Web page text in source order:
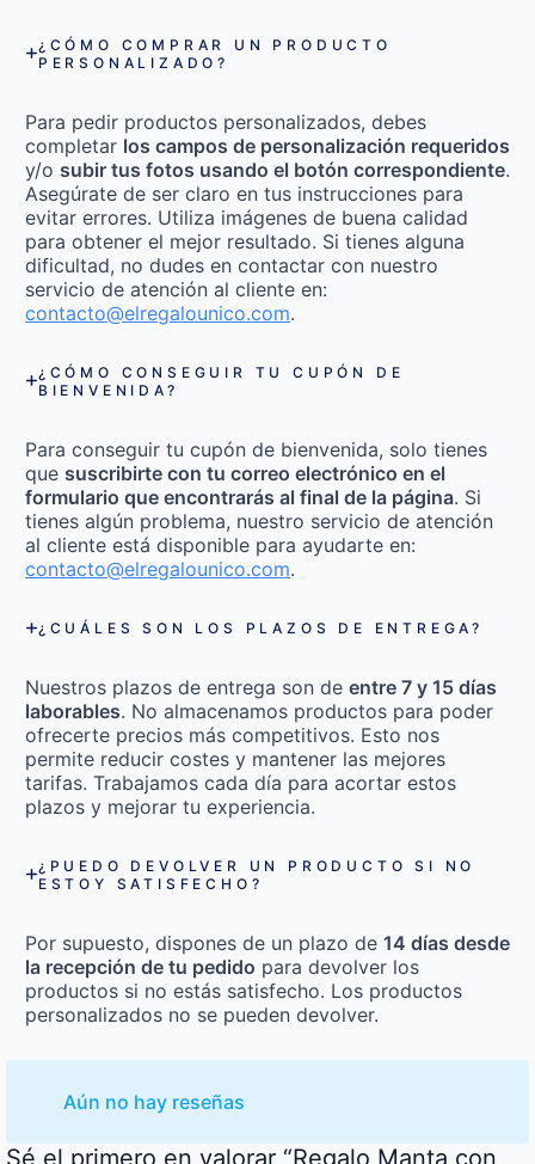
¿CÓMO COMPRAR UN PRODUCTO
PERSONALIZADO?
Para pedir productos personalizados, debes
completar los campos de personalización requeridos
y/o subir tus fotos usando el botón correspondiente.
Asegúrate de ser claro en tus instrucciones para
evitar errores. Utiliza imágenes de buena calidad
para obtener el mejor resultado. Si tienes alguna
dificultad, no dudes en contactar con nuestro
servicio de atención al cliente en:
contacto@elregalounico.com.
¿CÓMO CONSEGUIR TU CUPÓN DE
BIENVENIDA?
Para conseguir tu cupón de bienvenida, solo tienes
que suscribirte con tu correo electrónico en el
formulario que encontrarás al final de la página. Si
tienes algún problema, nuestro servicio de atención
al cliente está disponible para ayudarte en:
contacto@elregalounico.com.
¿CUÁLES SON LOS PLAZOS DE ENTREGA?
Nuestros plazos de entrega son de entre 7 y 15 días
laborables. No almacenamos productos para poder
ofrecerte precios más competitivos. Esto nos
permite reducir costes y mantener las mejores
tarifas. Trabajamos cada día para acortar estos
plazos y mejorar tu experiencia.
¿PUEDO DEVOLVER UN PRODUCTO SI NO
ESTOY SATISFECHO?
Por supuesto, dispones de un plazo de 14 días desde
la recepción de tu pedido para devolver los
productos si no estás satisfecho. Los productos
personalizados no se pueden devolver.
Aún no hay reseñas
Sé el primero en valorar “Regalo Manta con